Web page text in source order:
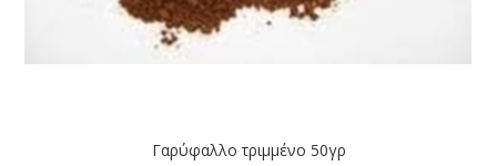
Γαρύφαλλο τριμμένο 50γρ